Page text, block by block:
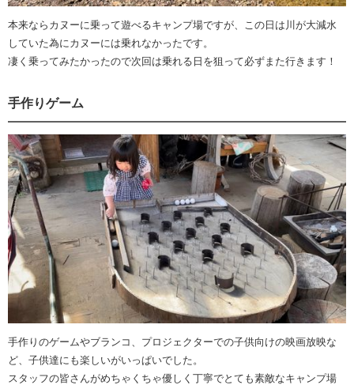
本来ならカヌーに乗って遊べるキャンプ場ですが、この日は川が大減水
していた為にカヌーには乗れなかったです。
凄く乗ってみたかったので次回は乗れる日を狙って必ずまた行きます！
手作りゲーム
手作りのゲームやブランコ、プロジェクターでの子供向けの映画放映な
ど、子供達にも楽しいがいっぱいでした。
スタッフの皆さんがめちゃくちゃ優しく丁寧でとても素敵なキャンプ場